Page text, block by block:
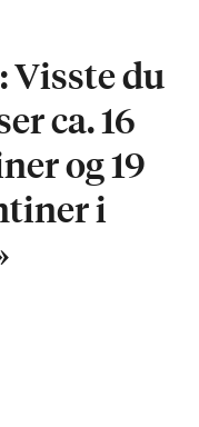
Visste du
ca. 16
og 19
i